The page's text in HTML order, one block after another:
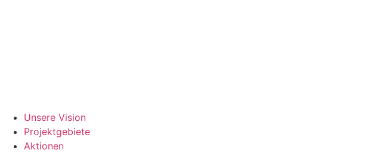
Unsere Vision
Projektgebiete
Aktionen